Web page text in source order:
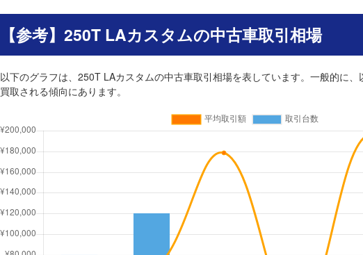
【参考】250T LAカスタムの中古車取引相場
以下のグラフは、250T LAカスタムの中古車取引相場を表しています。一般的に
買取される傾向にあります。